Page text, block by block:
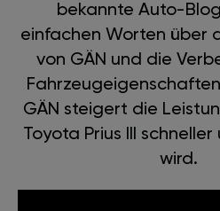
bekannte Auto-
einfachen Worten über
von GÄN und die
GÄN steigert die
Toyota Prius III
wird.